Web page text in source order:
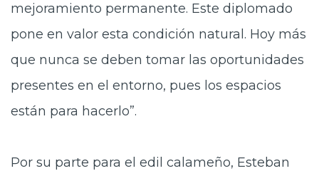
mejoramiento permanente. Este diplomado
pone en valor esta condición natural. Hoy más
que nunca se deben tomar las oportunidades
presentes en el entorno, pues los espacios
están para hacerlo”.
Por su parte para el edil calameño, Esteban